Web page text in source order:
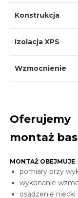
Konstrukcja
Izolacja XPS
Wzmocnienie
Oferujemy
montaż
MONTAŻ OBEJMUJE
pomiary przy
wykonanie
osadzenie